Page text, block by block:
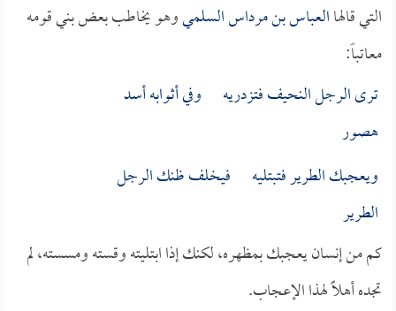
التي قالهاالعباس بن مرداس السلميوهو يخاطب بعض بني قومه
معاتباً:
ترى الرجل النحيف فتزدريه وفي أثوابه أسد
هصور
ويعجبك الطرير فتبتليه فيخلف ظنك الرجل
الطرير
كم من إنسان يعجبك بمظهره، لكنك إذا ابتليته وقسته ومسسته، لم
تجده أهلاًَ لهذا الإعجاب.